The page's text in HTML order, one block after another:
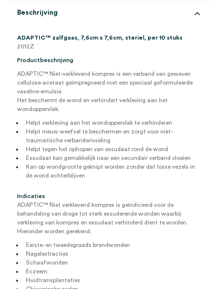
Beschrijving
ADAPTIC™ zalfgaas, 7,6cm x 7,6cm, steriel, per 10 stuks
2012Z
Productbeschrijving
ADAPTIC™ Niet-verklevend kompres is een verband van geweven
cellulose-acetaat geïmpregneerd met een speciaal geformuleerde
vaseline-emulsie.
Het beschermt de wond en verhindert verkleving aan het
wondoppervlak.
Helpt verkleving aan het wondoppervlak te verhinderen
Helpt nieuw weefsel te beschermen en zorgt voor niet-
traumatische verbandwisseling
Helpt tegen het ophopen van exsudaat rond de wond
Exsudaat kan gemakkelijk naar een secundair verband vloeien
Kan op wondgrootte geknipt worden zonder dat losse vezels in
de wond achterblijven
Indicaties
ADAPTIC™ Niet verklevend kompres is geïndiceerd voor de
behandeling van droge tot sterk exsuderende wonden waarbij
verkleving van kompres en exsudaat verhinderd dient te worden.
Hieronder worden gerekend:
Eerste- en tweedegraads brandwonden
Nagelextracties
Schaafwonden
Eczeem
Huidtransplantaties